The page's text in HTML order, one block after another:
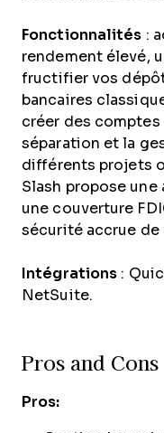
Fonctionnalités :
rendement élevé,
fructifier vos
bancaires
créer des
séparation et la
différents projets
Slash propose
une couverture
sécurité accrue
Intégrations :
NetSuite.
Pros and Cons
Pros: